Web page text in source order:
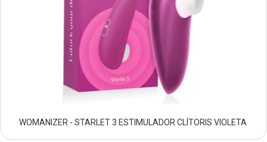
WOMANIZER - STARLET 3 ESTIMULADOR CLÍTORIS VIOLETA